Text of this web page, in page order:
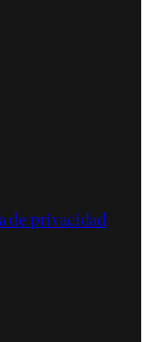
de privacidad